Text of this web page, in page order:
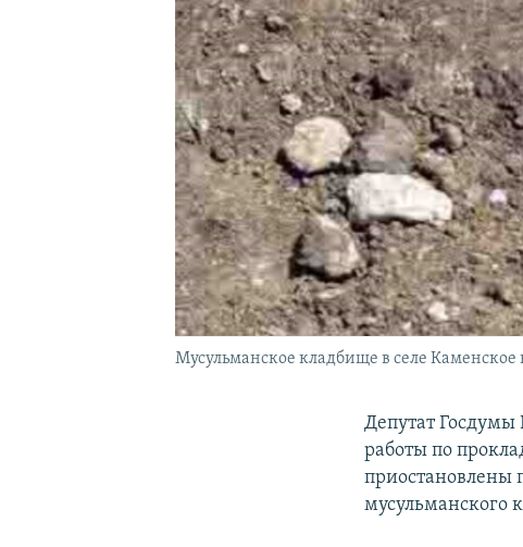
Мусульманское кладбище в селе
Депутат
работы по
приостановлены
мусульманского